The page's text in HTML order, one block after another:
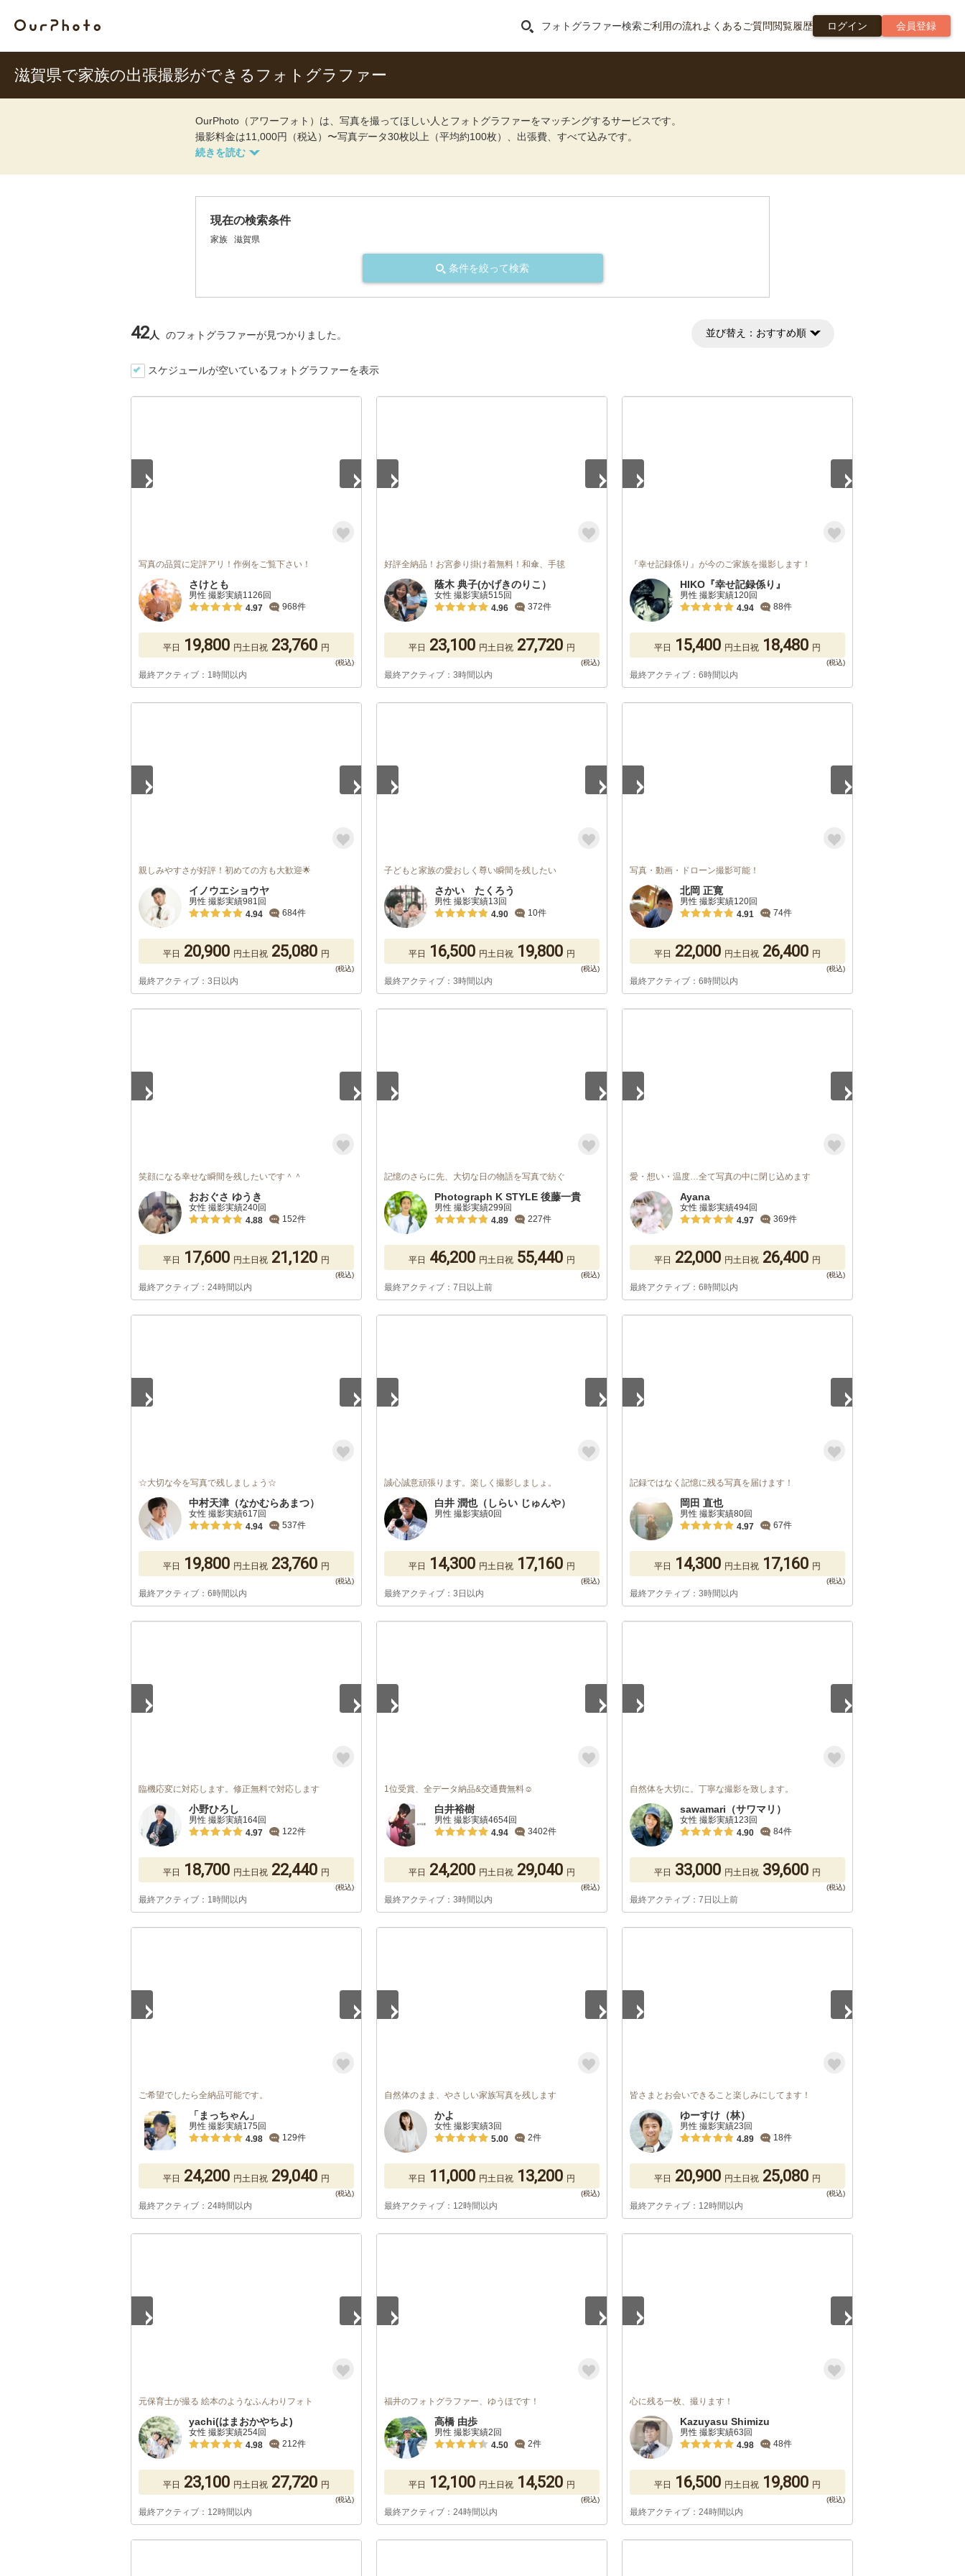
フォトグラファー検索ご利用の流れよくあるご質問閲覧履歴 ログイン 会員登録
滋賀県で家族の出張撮影ができるフォトグラファー
OurPhoto（アワーフォト）は、写真を撮ってほしい人とフォトグラファーをマッチングするサービスです。
撮影料金は11,000円（税込）〜写真データ30枚以上（平均約100枚）、出張費、すべて込みです。
現在の検索条件
家族 滋賀県
条件を絞って検索
42人 のフォトグラファーが見つかりました。 並び替え： おすすめ順
スケジュールが空いているフォトグラファーを表示
写真の品質に定評アリ！作例をご覧下さい！
さけとも
男性 撮影実績1126回
4.97
968件
平日 19,800 円土日祝 23,760 円
最終アクティブ：1時間以内
好評全納品！お宮参り掛け着無料！和傘、手毬
蔭木 典子(かげきのりこ）
女性 撮影実績515回
4.96
372件
平日 23,100 円土日祝 27,720 円
最終アクティブ：3時間以内
『幸せ記録係り』が今のご家族を撮影します！
HIKO『幸せ記録係り』
男性 撮影実績120回
4.94
88件
平日 15,400 円土日祝 18,480 円
最終アクティブ：6時間以内
親しみやすさが好評！初めての方も大歓迎🌟
イノウエショウヤ
男性 撮影実績981回
4.94
684件
平日 20,900 円土日祝 25,080 円
最終アクティブ：3日以内
子どもと家族の愛おしく尊い瞬間を残したい
さかい たくろう
男性 撮影実績13回
4.90
10件
平日 16,500 円土日祝 19,800 円
最終アクティブ：3時間以内
写真・動画・ドローン撮影可能！
北岡 正寛
男性 撮影実績120回
4.91
74件
平日 22,000 円土日祝 26,400 円
最終アクティブ：6時間以内
笑顔になる幸せな瞬間を残したいです＾＾
おおぐさ ゆうき
女性 撮影実績240回
4.88
152件
平日 17,600 円土日祝 21,120 円
最終アクティブ：24時間以内
記憶のさらに先、大切な日の物語を写真で紡ぐ
Photograph K STYLE 後藤一貴
男性 撮影実績299回
4.89
227件
平日 46,200 円土日祝 55,440 円
最終アクティブ：7日以上前
愛・想い・温度…全て写真の中に閉じ込めます
Ayana
女性 撮影実績494回
4.97
369件
平日 22,000 円土日祝 26,400 円
最終アクティブ：6時間以内
☆大切な今を写真で残しましょう☆
中村天津（なかむらあまつ）
女性 撮影実績617回
4.94
537件
平日 19,800 円土日祝 23,760 円
最終アクティブ：6時間以内
誠心誠意頑張ります。楽しく撮影しましょ。
白井 潤也（しらい じゅんや）
男性 撮影実績0回
平日 14,300 円土日祝 17,160 円
最終アクティブ：3日以内
記録ではなく記憶に残る写真を届けます！
岡田 直也
男性 撮影実績80回
4.97
67件
平日 14,300 円土日祝 17,160 円
最終アクティブ：3時間以内
臨機応変に対応します。修正無料で対応します
小野ひろし
男性 撮影実績164回
4.97
122件
平日 18,700 円土日祝 22,440 円
最終アクティブ：1時間以内
1位受賞、全データ納品&交通費無料☺︎
白井裕樹
男性 撮影実績4654回
4.94
3402件
平日 24,200 円土日祝 29,040 円
最終アクティブ：3時間以内
自然体を大切に。丁寧な撮影を致します。
sawamari（サワマリ）
女性 撮影実績123回
4.90
84件
平日 33,000 円土日祝 39,600 円
最終アクティブ：7日以上前
ご希望でしたら全納品可能です。
「まっちゃん」
男性 撮影実績175回
4.98
129件
平日 24,200 円土日祝 29,040 円
最終アクティブ：24時間以内
自然体のまま、やさしい家族写真を残します
かよ
女性 撮影実績3回
5.00
2件
平日 11,000 円土日祝 13,200 円
最終アクティブ：12時間以内
皆さまとお会いできること楽しみにしてます！
ゆーすけ（林）
男性 撮影実績23回
4.89
18件
平日 20,900 円土日祝 25,080 円
最終アクティブ：12時間以内
元保育士が撮る 絵本のようなふんわりフォト
yachi(はまおかやちよ)
女性 撮影実績254回
4.98
212件
平日 23,100 円土日祝 27,720 円
最終アクティブ：12時間以内
福井のフォトグラファー、ゆうほです！
高橋 由歩
男性 撮影実績2回
4.50
2件
平日 12,100 円土日祝 14,520 円
最終アクティブ：24時間以内
心に残る一枚、撮ります！
Kazuyasu Shimizu
男性 撮影実績63回
4.98
48件
平日 16,500 円土日祝 19,800 円
最終アクティブ：24時間以内